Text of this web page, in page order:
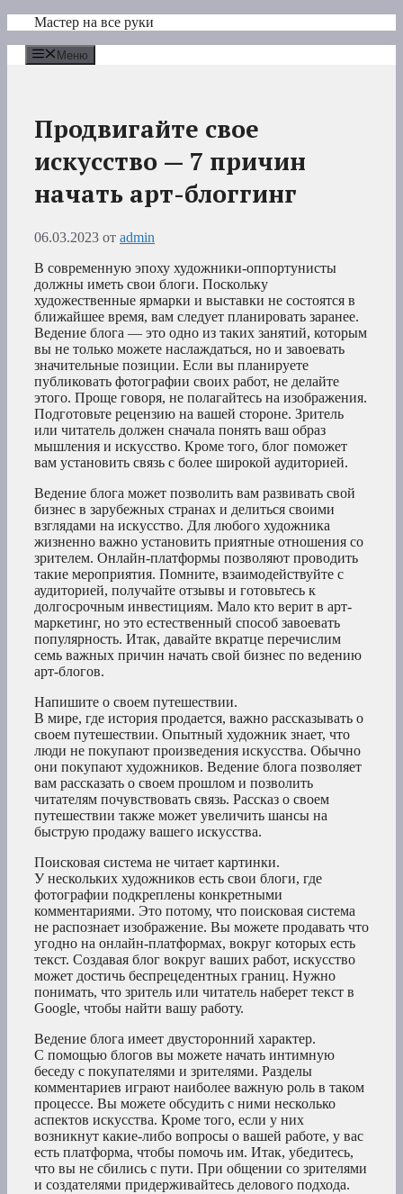
Перейти
содержимому
Мастер на все руки
Меню
Продвигайте свое
искусство — 7 причин
начать арт-блоггинг
06.03.2023 от admin
В современную эпоху художники-оппортунисты
должны иметь свои блоги. Поскольку
художественные ярмарки и выставки не состоятся в
ближайшее время, вам следует планировать заранее.
Ведение блога — это одно из таких занятий, которым
вы не только можете наслаждаться, но и завоевать
значительные позиции. Если вы планируете
публиковать фотографии своих работ, не делайте
этого. Проще говоря, не полагайтесь на изображения.
Подготовьте рецензию на вашей стороне. Зритель
или читатель должен сначала понять ваш образ
мышления и искусство. Кроме того, блог поможет
вам установить связь с более широкой аудиторией.
Ведение блога может позволить вам развивать свой
бизнес в зарубежных странах и делиться своими
взглядами на искусство. Для любого художника
жизненно важно установить приятные отношения со
зрителем. Онлайн-платформы позволяют проводить
такие мероприятия. Помните, взаимодействуйте с
аудиторией, получайте отзывы и готовьтесь к
долгосрочным инвестициям. Мало кто верит в арт-
маркетинг, но это естественный способ завоевать
популярность. Итак, давайте вкратце перечислим
семь важных причин начать свой бизнес по ведению
арт-блогов.
Напишите о своем путешествии.
В мире, где история продается, важно рассказывать о
своем путешествии. Опытный художник знает, что
люди не покупают произведения искусства. Обычно
они покупают художников. Ведение блога позволяет
вам рассказать о своем прошлом и позволить
читателям почувствовать связь. Рассказ о своем
путешествии также может увеличить шансы на
быструю продажу вашего искусства.
Поисковая система не читает картинки.
У нескольких художников есть свои блоги, где
фотографии подкреплены конкретными
комментариями. Это потому, что поисковая система
не распознает изображение. Вы можете продавать что
угодно на онлайн-платформах, вокруг которых есть
текст. Создавая блог вокруг ваших работ, искусство
может достичь беспрецедентных границ. Нужно
понимать, что зритель или читатель наберет текст в
Google, чтобы найти вашу работу.
Ведение блога имеет двусторонний характер.
С помощью блогов вы можете начать интимную
беседу с покупателями и зрителями. Разделы
комментариев играют наиболее важную роль в таком
процессе. Вы можете обсудить с ними несколько
аспектов искусства. Кроме того, если у них
возникнут какие-либо вопросы о вашей работе, у вас
есть платформа, чтобы помочь им. Итак, убедитесь,
что вы не сбились с пути. При общении со зрителями
и создателями придерживайтесь делового подхода.